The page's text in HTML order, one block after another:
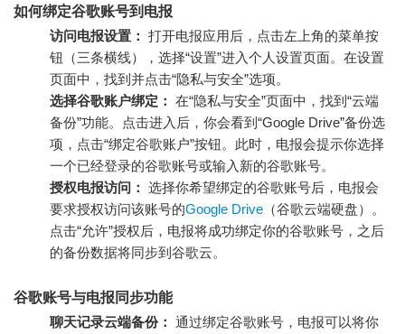
如何绑定谷歌账号到电报
访问电报设置： 打开电报应用后，点击左上角的菜单按
钮（三条横线），选择“设置”进入个人设置页面。在设置
页面中，找到并点击“隐私与安全”选项。
选择谷歌账户绑定： 在“隐私与安全”页面中，找到“云端
备份”功能。点击进入后，你会看到“Google Drive”备份选
项，点击“绑定谷歌账户”按钮。此时，电报会提示你选择
一个已经登录的谷歌账号或输入新的谷歌账号。
授权电报访问： 选择你希望绑定的谷歌账号后，电报会
要求授权访问该账号的Google Drive （谷歌云端硬盘）。
点击“允许”授权后，电报将成功绑定你的谷歌账号，之后
的备份数据将同步到谷歌云。
谷歌账号与电报同步功能
聊天记录云端备份： 通过绑定谷歌账号，电报可以将你